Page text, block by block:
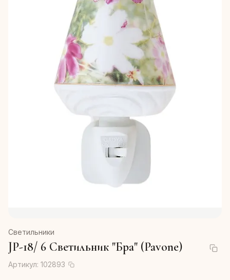
Светильники
JP-18/ 6 Светильник "Бра" (Pavone)
Артикул: 102893